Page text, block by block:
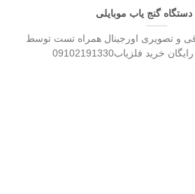
گنج یاب موبایلی
و تصویری اورجینال همراه تست توسط
فلزیاب09102191330